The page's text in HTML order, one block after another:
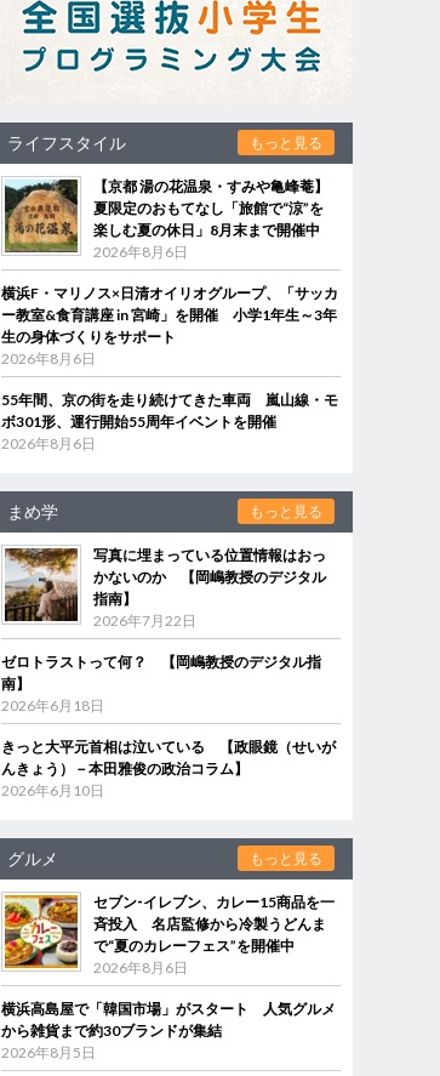
ライフスタイル もっと見る
【京都 湯の花温泉・すみや亀峰菴】
夏限定のおもてなし「旅館で“涼”を
楽しむ夏の休日」8月末まで開催中
2026年8月6日
横浜F・マリノス×日清オイリオグループ、「サッカ
ー教室&食育講座 in 宮崎」を開催 小学1年生～3年
生の身体づくりをサポート
2026年8月6日
55年間、京の街を走り続けてきた車両 嵐山線・モ
ボ301形、運行開始55周年イベントを開催
2026年8月6日
まめ学 もっと見る
写真に埋まっている位置情報はおっ
かないのか 【岡嶋教授のデジタル
指南】
2026年7月22日
ゼロトラストって何？ 【岡嶋教授のデジタル指
南】
2026年6月18日
きっと大平元首相は泣いている 【政眼鏡（せいが
んきょう）－本田雅俊の政治コラム】
2026年6月10日
グルメ もっと見る
セブン‐イレブン、カレー15商品を一
斉投入 名店監修から冷製うどんま
で“夏のカレーフェス”を開催中
2026年8月6日
横浜高島屋で「韓国市場」がスタート 人気グルメ
から雑貨まで約30ブランドが集結
2026年8月5日